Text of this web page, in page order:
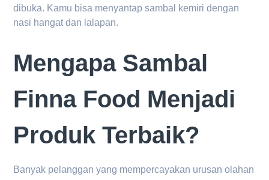
dibuka. Kamu bisa menyantap sambal kemiri dengan
nasi hangat dan lalapan.
Mengapa Sambal
Finna Food Menjadi
Produk Terbaik?
Banyak pelanggan yang mempercayakan urusan olahan